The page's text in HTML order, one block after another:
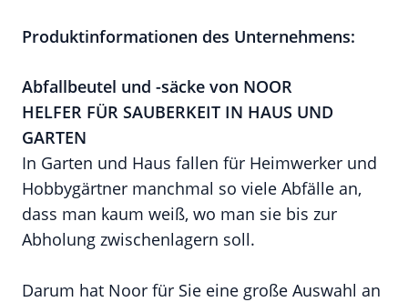
Produktinformationen des Unternehmens:
Abfallbeutel und -säcke von NOOR
HELFER FÜR SAUBERKEIT IN HAUS UND
GARTEN
In Garten und Haus fallen für Heimwerker und
Hobbygärtner manchmal so viele Abfälle an,
dass man kaum weiß, wo man sie bis zur
Abholung zwischenlagern soll.
Darum hat Noor für Sie eine große Auswahl an